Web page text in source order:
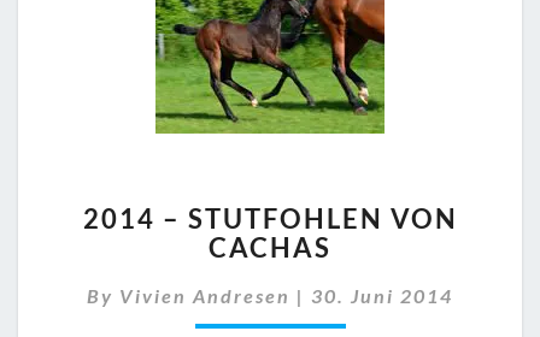
–
STUTFOHLEN
CACHAS
2014 – STUTFOHLEN VON
CACHAS
By Vivien Andresen | 30. Juni 2014